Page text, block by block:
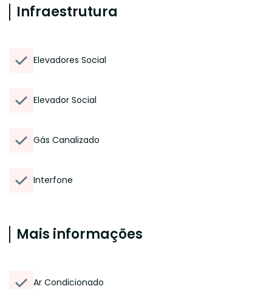
Infraestrutura
Elevadores Social
Elevador Social
Gás Canalizado
Interfone
Mais informações
Ar Condicionado